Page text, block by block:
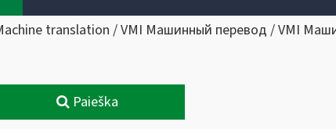
translation / VMI Машинный перевод / VMI
Paieška